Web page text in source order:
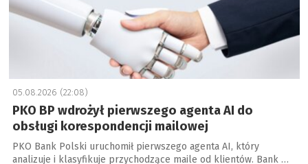
05.08.2026 (22:08)
PKO BP wdrożył pierwszego agenta AI do
obsługi korespondencji mailowej
PKO Bank Polski uruchomił pierwszego agenta AI, który
analizuje i klasyfikuje przychodzące maile od klientów. Bank …